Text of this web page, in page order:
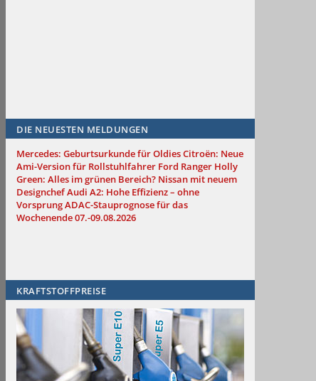
DIE NEUESTEN MELDUNGEN
Mercedes: Geburtsurkunde für OldiesCitroën: Neue
Ami-Version für Rollstuhlfahrer Ford Ranger Holly
Green: Alles im grünen Bereich? Nissan mit neuem
DesignchefAudi A2: Hohe Effizienz – ohne
VorsprungADAC-Stauprognose für das
Wochenende 07.-09.08.2026
KRAFTSTOFFPREISE